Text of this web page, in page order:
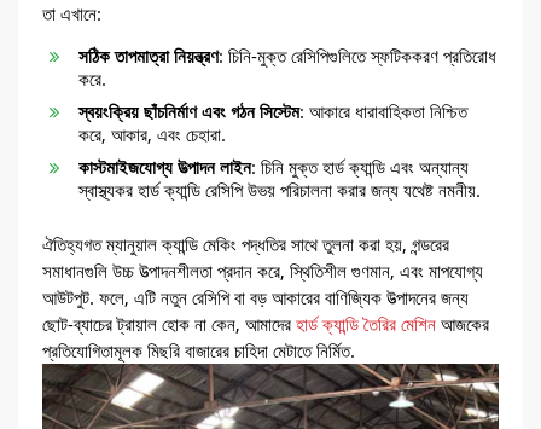
তা এখানে:
সঠিক তাপমাত্রা নিয়ন্ত্রণ: চিনি-মুক্ত রেসিপিগুলিতে স্ফটিককরণ প্রতিরোধ
করে.
স্বয়ংক্রিয় ছাঁচনির্মাণ এবং গঠন সিস্টেম: আকারে ধারাবাহিকতা নিশ্চিত
করে, আকার, এবং চেহারা.
কাস্টমাইজযোগ্য উত্পাদন লাইন: চিনি মুক্ত হার্ড ক্যান্ডি এবং অন্যান্য
স্বাস্থ্যকর হার্ড ক্যান্ডি রেসিপি উভয় পরিচালনা করার জন্য যথেষ্ট নমনীয়.
ঐতিহ্যগত ম্যানুয়াল ক্যান্ডি মেকিং পদ্ধতির সাথে তুলনা করা হয়, গন্ডরের
সমাধানগুলি উচ্চ উত্পাদনশীলতা প্রদান করে, স্থিতিশীল গুণমান, এবং মাপযোগ্য
আউটপুট. ফলে, এটি নতুন রেসিপি বা বড় আকারের বাণিজ্যিক উত্পাদনের জন্য
ছোট-ব্যাচের ট্রায়াল হোক না কেন, আমাদের হার্ড ক্যান্ডি তৈরির মেশিন আজকের
প্রতিযোগিতামূলক মিছরি বাজারের চাহিদা মেটাতে নির্মিত.